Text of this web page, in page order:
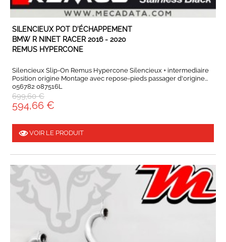
EN STOCK
SILENCIEUX POT D'ÉCHAPPEMENT
BMW R NINET RACER 2016 - 2020
REMUS HYPERCONE
Silencieux Slip-On Remus Hypercone Silencieux + intermediaire
Position origine Montage avec repose-pieds passager d'origine...
056782 087516L
699,60 €
594,66 €
VOIR LE PRODUIT